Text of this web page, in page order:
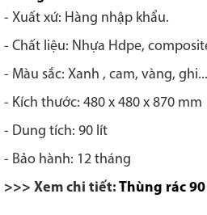
- Xuất xứ: Hàng nhập khẩu.
- Chất liệu: Nhựa Hdpe,
- Màu sắc: Xanh , cam, vàng, ghi...
- Kích thước: 480 x 480 x 870 mm
- Dung tích: 90 lít
- Bảo hành: 12 tháng
>>> Xem chi tiết: Thùng rác